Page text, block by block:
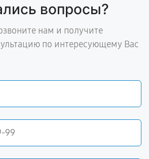
вопросы?
нам и получите
по интересующему Вас